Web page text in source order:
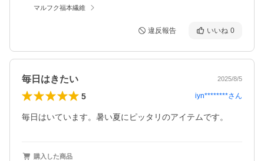
マルフク福本繊維
違反報告 いいね 0
毎日はきたい 2025/8/5
5 iyn********さん
毎日はいています。暑い夏にピッタリのアイテムです。
購入した商品